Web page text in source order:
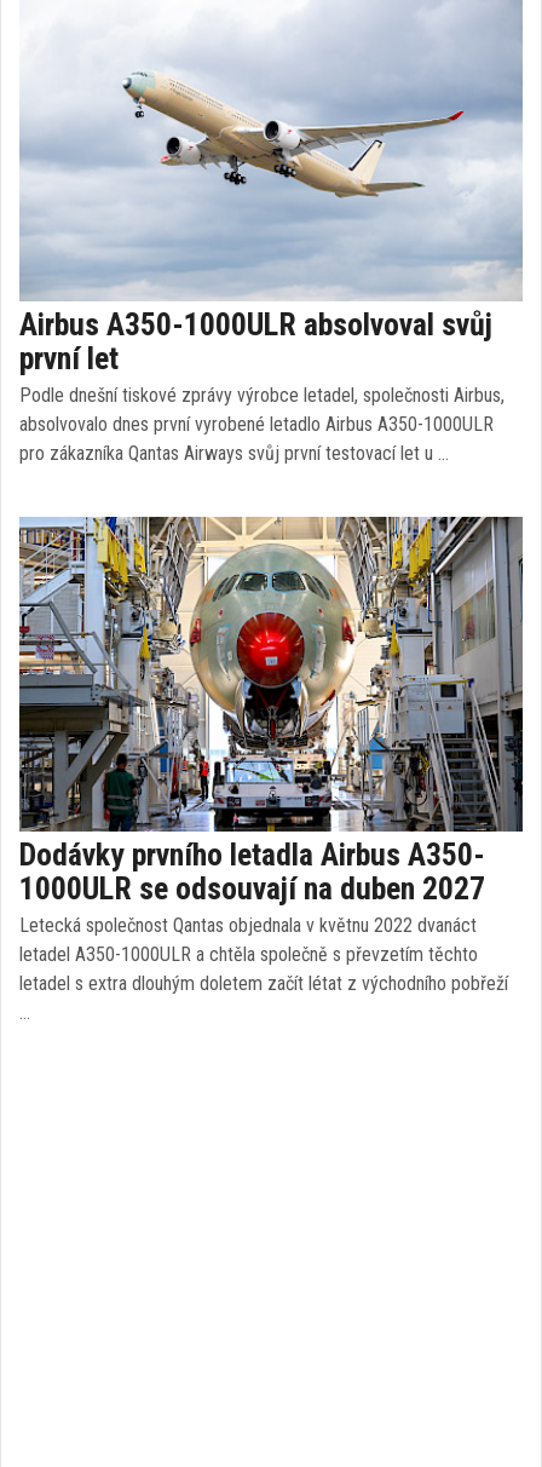
Airbus A350-1000ULR absolvoval svůj
první let
Podle dnešní tiskové zprávy výrobce letadel, společnosti Airbus,
absolvovalo dnes první vyrobené letadlo Airbus A350-1000ULR
pro zákazníka Qantas Airways svůj první testovací let u …
Dodávky prvního letadla Airbus A350-
1000ULR se odsouvají na duben 2027
Letecká společnost Qantas objednala v květnu 2022 dvanáct
letadel A350-1000ULR a chtěla společně s převzetím těchto
letadel s extra dlouhým doletem začít létat z východního pobřeží
…